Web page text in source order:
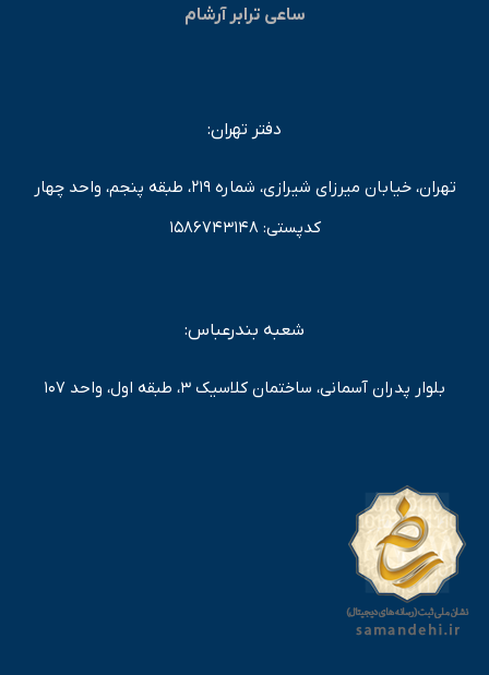
ساعی ترابر آرشام
دفتر تهران:
تهران، خیابان میرزای شیرازی، شماره 219، طبقه پنجم، واحد چهار
کدپستی: 1586743148
شعبه بندرعباس:
بلوار پدران آسمانی، ساختمان کلاسیک 3، طبقه اول، واحد 107